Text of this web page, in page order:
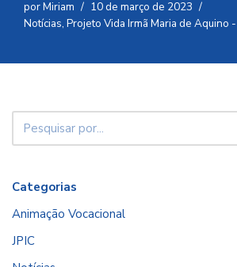
porMiriam
10 de março de 2023
Notícias, Projeto Vida Irmã Maria de Aquino
Categorias
Animação Vocacional
JPIC